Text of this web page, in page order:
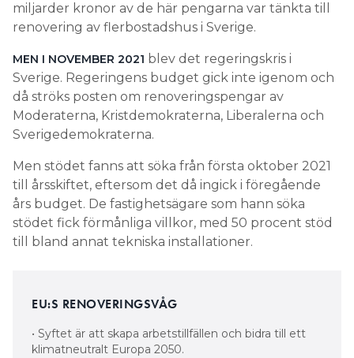
miljarder kronor av de här pengarna var tänkta till
renovering av flerbostadshus i Sverige.
MEN I NOVEMBER 2021 blev det regeringskris i
Sverige. Regeringens budget gick inte igenom och
då ströks posten om renoveringspengar av
Moderaterna, Kristdemokraterna, Liberalerna och
Sverigedemokraterna.
Men stödet fanns att söka från första oktober 2021
till årsskiftet, eftersom det då ingick i föregående
års budget. De fastighetsägare som hann söka
stödet fick förmånliga villkor, med 50 procent stöd
till bland annat tekniska installationer.
EU:S RENOVERINGSVÅG
• Syftet är att skapa arbetstillfällen och bidra till ett
klimatneutralt Europa 2050.